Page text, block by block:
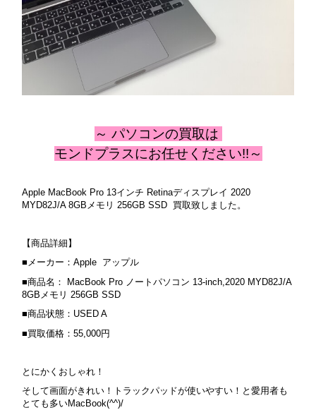
～ パソコンの買取は
モンドプラスにお任せください!!～
Apple MacBook Pro 13インチ Retinaディスプレイ 2020
MYD82J/A 8GBメモリ 256GB SSD 買取致しました。
【商品詳細】
■メーカー：Apple アップル
■商品名： MacBook Pro ノートパソコン 13-inch,2020 MYD82J/A
8GBメモリ 256GB SSD
■商品状態：USED A
■買取価格：55,000円
とにかくおしゃれ！
そして画面がきれい！トラックパッドが使いやすい！と愛用者も
とても多いMacBook(^^)/